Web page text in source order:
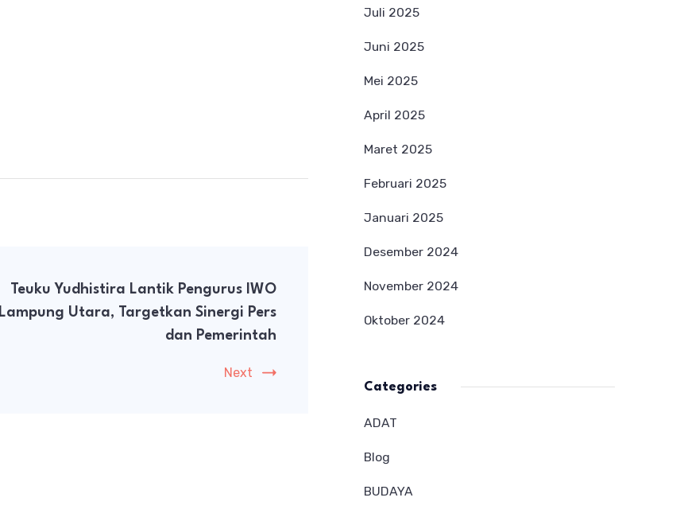
Teuku Yudhistira Lantik Pengurus IWO
Lampung Utara, Targetkan Sinergi Pers
dan Pemerintah
Next
Juli 2025
Juni 2025
Mei 2025
April 2025
Maret 2025
Februari 2025
Januari 2025
Desember 2024
November 2024
Oktober 2024
Categories
ADAT
Blog
BUDAYA